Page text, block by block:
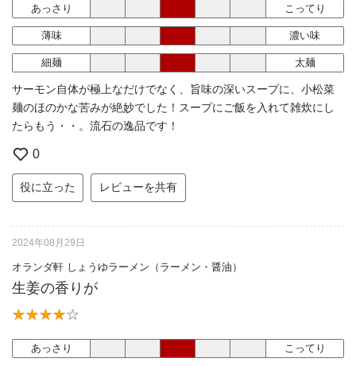
あっさり こってり
薄味 濃い味
細麺 太麺
サーモン自体が極上なだけでなく、旨味の深いスープに、小松菜
麺のほのかな苦みが絶妙でした！スープにご飯を入れて雑炊にし
たらもう・・。流石の逸品です！
0
役に立った レビューを共有
2024年08月29日
オランダ軒 しょうゆラーメン（ラーメン・醤油）
生姜の香りが
あっさり こってり